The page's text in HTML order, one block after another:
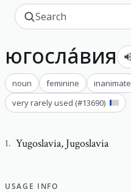
югосла́вия
noun feminine inanimate
very rarely used (#13690)
1. Yugoslavia, Jugoslavia
USAGE INFO